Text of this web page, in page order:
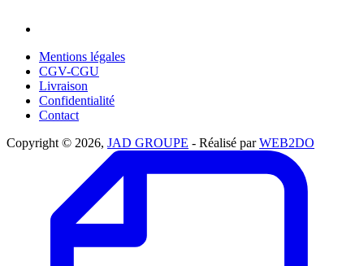
Mentions légales
CGV-CGU
Livraison
Confidentialité
Contact
Copyright © 2026, JAD GROUPE - Réalisé parWEB2DO